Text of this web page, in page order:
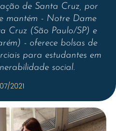
de Santa Cruz, por
mantém - Notre Dame
Cruz (São Paulo/SP) e
- oferece bolsas de
para estudantes em
social.
2021